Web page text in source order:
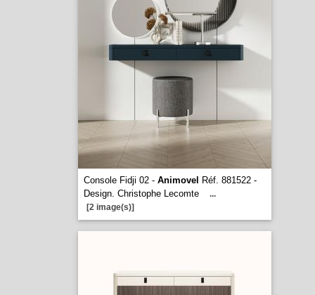
Console Fidji 02 - Animovel
Réf. 881522 -
Design. Christophe Lecomte
...
[2 image(s)]